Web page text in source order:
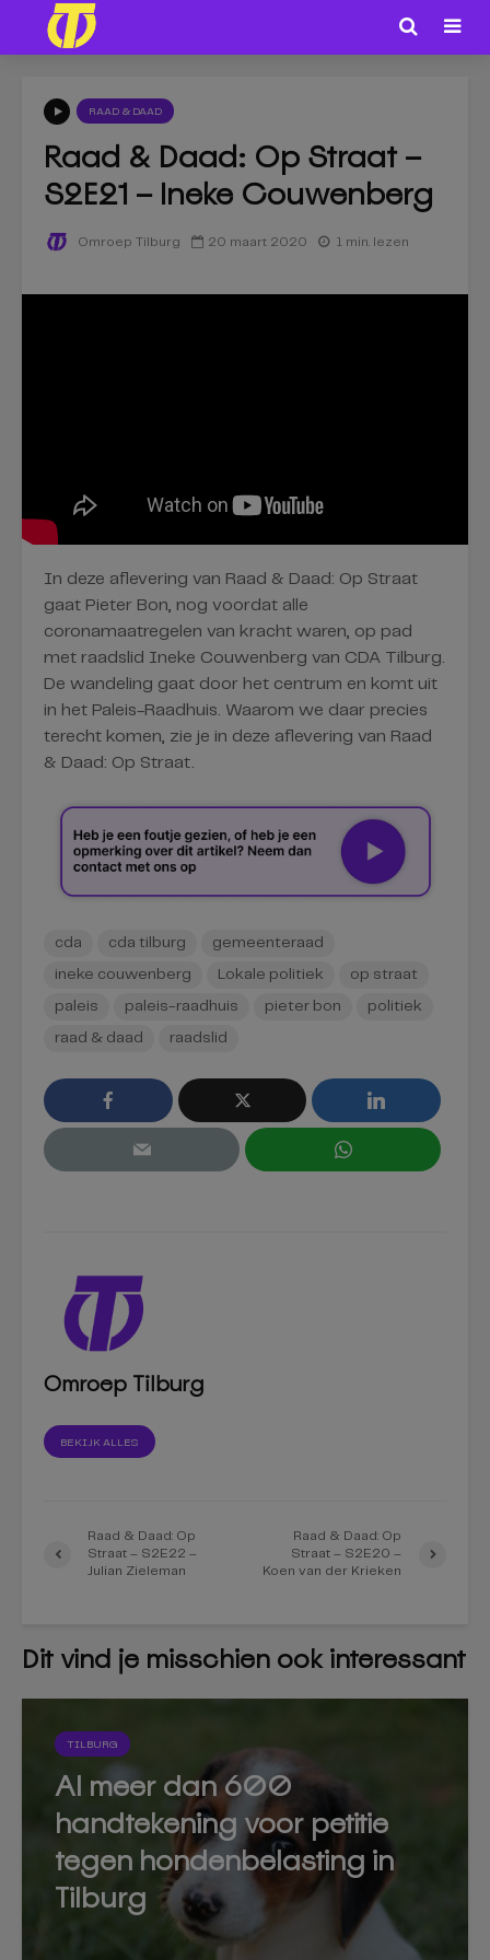
RAAD & DAAD
Raad & Daad: Op Straat –
S2E21 – Ineke Couwenberg
Omroep Tilburg 20 maart 2020 1 min. lezen
In deze aflevering van Raad & Daad: Op Straat
gaat Pieter Bon, nog voordat alle
coronamaatregelen van kracht waren, op pad
met raadslid Ineke Couwenberg van CDA Tilburg.
De wandeling gaat door het centrum en komt uit
in het Paleis-Raadhuis. Waarom we daar precies
terecht komen, zie je in deze aflevering van Raad
& Daad: Op Straat.
cda cda tilburg gemeenteraad
ineke couwenberg Lokale politiek op straat
paleis paleis-raadhuis pieter bon politiek
raad & daad raadslid
Omroep Tilburg
BEKIJK ALLES
Raad & Daad: Op
Straat – S2E22 –
Julian Zieleman
Raad & Daad: Op
Straat – S2E20 –
Koen van der Krieken
Dit vind je misschien ook interessant
TILBURG
Al meer dan 600
handtekening voor petitie
tegen hondenbelasting in
Tilburg